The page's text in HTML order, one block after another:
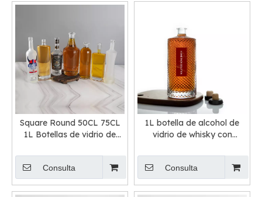
Square Round 50CL 75CL
1L Botellas de vidrio de
Consulta
1L botella de alcohol de
vidrio de whisky con
Consulta